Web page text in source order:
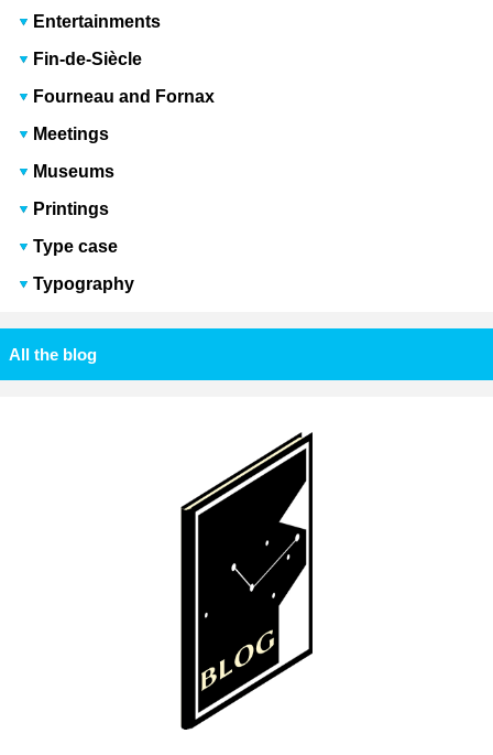
Entertainments
Fin-de-Siècle
Fourneau and Fornax
Meetings
Museums
Printings
Type case
Typography
All the blog